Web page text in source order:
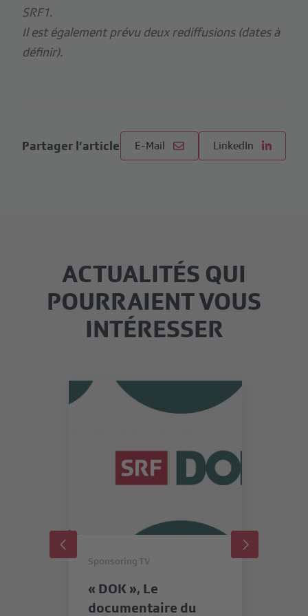
SRF1.
Il est également prévu deux rediffusions (dates à
définir).
Partager l’article E-Mail LinkedIn
ACTUALITÉS QUI
POURRAIENT VOUS
INTÉRESSER
Sponsoring TV
« DOK », Le
documentaire du